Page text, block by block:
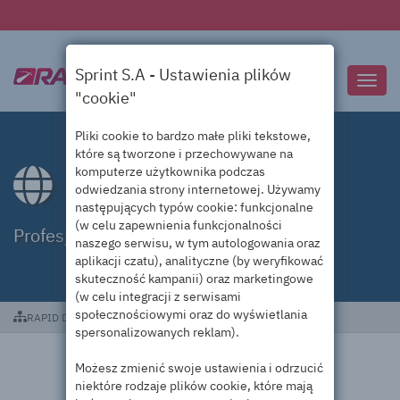
Domeny .flights
Profesjonalna obsługa domen .flights
RAPID DC Domeny .flights
Sprint S.A - Ustawienia plików
"cookie"
Pliki cookie to bardzo małe pliki tekstowe,
które są tworzone i przechowywane na
komputerze użytkownika podczas
odwiedzania strony internetowej. Używamy
następujących typów cookie: funkcjonalne
(w celu zapewnienia funkcjonalności
naszego serwisu, w tym autologowania oraz
aplikacji czatu), analityczne (by weryfikować
skuteczność kampanii) oraz marketingowe
(w celu integracji z serwisami
społecznościowymi oraz do wyświetlania
spersonalizowanych reklam).
Możesz zmienić swoje ustawienia i odrzucić
niektóre rodzaje plików cookie, które mają